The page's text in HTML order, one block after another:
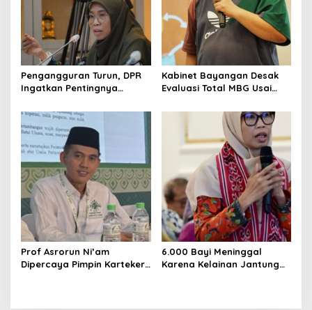
Pengangguran Turun, DPR
Ingatkan Pentingnya
yang Layak
Kabinet Bayangan Desak
Evaluasi Total MBG Usai
Massal
Prof Asrorun Ni’am
Dipercaya Pimpin Karteker
6.000 Bayi Meninggal
Karena Kelainan Jantung